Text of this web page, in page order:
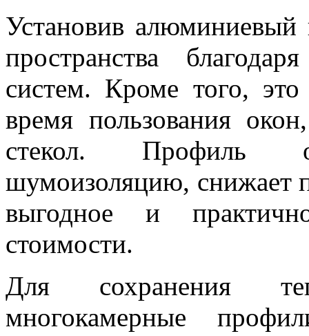
Установив алюминиевый
пространства
систем. Кроме того, это
время пользования
стекол. Профиль
шумоизоляцию, снижает
выгодное и
стоимости.
Для сохранения
многокамерные